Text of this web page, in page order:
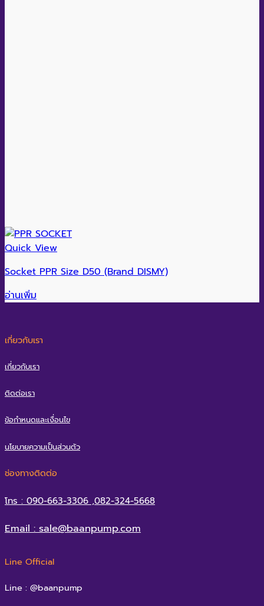
Quick View
Socket PPR Size D50 (Brand DISMY)
อ่านเพิ่ม
เกี่ยวกับเรา
เกี่ยวกับเรา
ติดต่อเรา
ข้อกำหนดและเงื่อนไข
นโยบายความเป็นส่วนตัว
ช่องทางติดต่อ
โทร : 090-663-3306 ,082-324-5668
Email : sale@baanpump.com
Line Official
Line : @baanpump